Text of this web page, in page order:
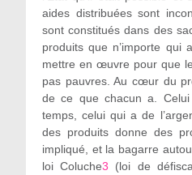
aides distribuées sont
sont constitués dans des
produits que n’importe qui
mettre en œuvre pour que
pas pauvres. Au cœur du
de ce que chacun a.
temps, celui qui a de
des produits donne des
impliqué, et la bagarre
loi Coluche3 (loi de